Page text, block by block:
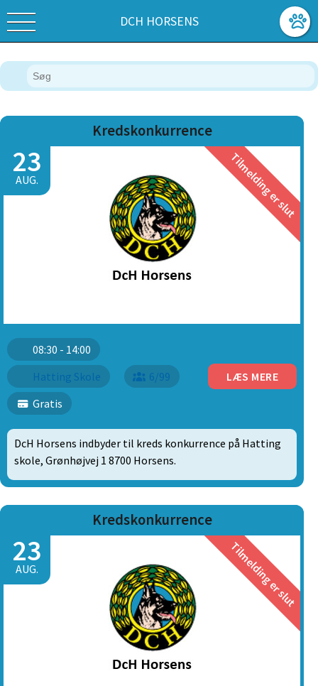
DCH HORSENS
Kredskonkurrence
23
AUG. Tilmelding er slut
08:30 - 14:00
Hatting Skole
6/99
Gratis
LÆS MERE
DcH Horsens indbyder til kreds konkurrence på Hatting
skole, Grønhøjvej 1 8700 Horsens.
Kredskonkurrence
23
AUG. Tilmelding er slut